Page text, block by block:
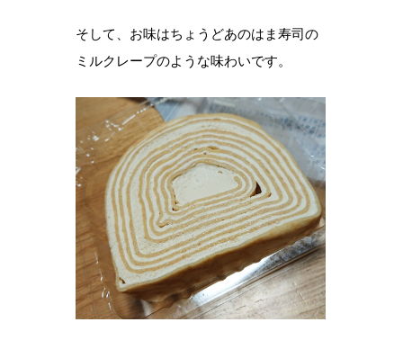
そして、お味はちょうどあのはま寿司の
ミルクレープのような味わいです。